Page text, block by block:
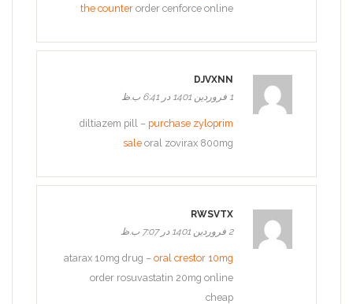
the counter order cenforce online
DJVXNN
1 فروردین 1401 در 6:41 ب.ظ
diltiazem pill – purchase zyloprim
sale oral zovirax 800mg
RWSVTX
2 فروردین 1401 در 7:07 ب.ظ
atarax 10mg drug – oral crestor 10mg
order rosuvastatin 20mg online
cheap